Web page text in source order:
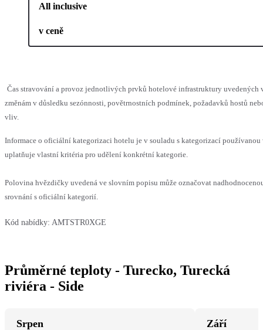
All inclusive
v ceně
Čas stravování a provoz jednotlivých prvků hotelové infrastruktury uvedených
změnám v důsledku sezónnosti, povětrnostních podmínek, požadavků hostů
vliv.
Informace o oficiální kategorizaci hotelu je v souladu s kategorizací používanou
uplatňuje vlastní kritéria pro udělení konkrétní kategorie.
Polovina hvězdičky uvedená ve slovním popisu může označovat
srovnání s oficiální kategorií.
Kód nabídky: AMTSTR0XGE
Průměrné teploty - Turecko, Turecká
riviéra - Side
Srpen
Září